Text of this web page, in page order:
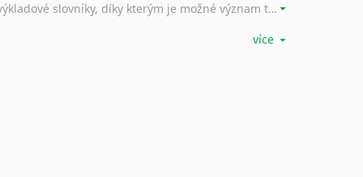
výkladové slovníky, díky kterým je možné význam takovýchto frází rozklíčovat.
více